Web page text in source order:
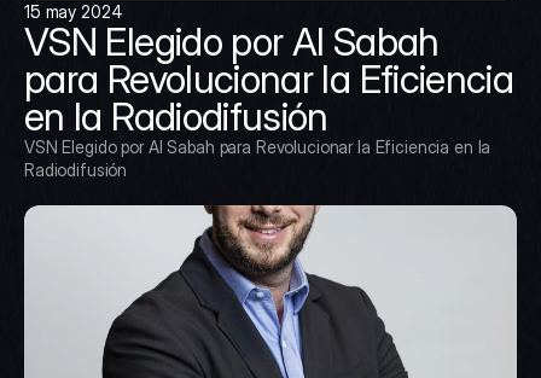
15 may 2024
VSN Elegido por Al Sabah
para Revolucionar la Eficiencia
en la Radiodifusión
VSN Elegido por Al Sabah para Revolucionar la Eficiencia en la
Radiodifusión